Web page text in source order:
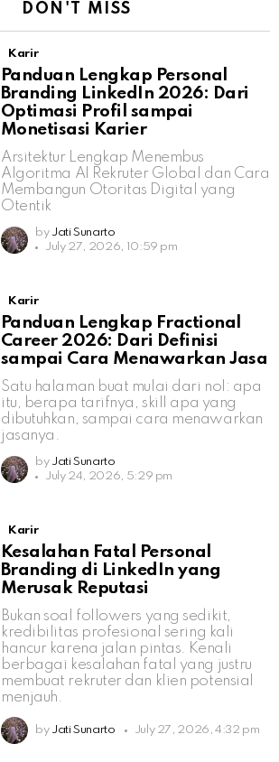
DON'T MISS
Karir
Panduan Lengkap Personal
Branding LinkedIn 2026: Dari
Optimasi Profil sampai
Monetisasi Karier
Arsitektur Lengkap Menembus
Algoritma AI Rekruter Global dan Cara
Membangun Otoritas Digital yang
Otentik
by Jati Sunarto
July 27, 2026, 10:59 pm
Karir
Panduan Lengkap Fractional
Career 2026: Dari Definisi
sampai Cara Menawarkan Jasa
Satu halaman buat mulai dari nol: apa
itu, berapa tarifnya, skill apa yang
dibutuhkan, sampai cara menawarkan
jasanya.
by Jati Sunarto
July 24, 2026, 5:29 pm
Karir
Kesalahan Fatal Personal
Branding di LinkedIn yang
Merusak Reputasi
Bukan soal followers yang sedikit,
kredibilitas profesional sering kali
hancur karena jalan pintas. Kenali
berbagai kesalahan fatal yang justru
membuat rekruter dan klien potensial
menjauh.
by Jati Sunarto July 27, 2026, 4:32 pm